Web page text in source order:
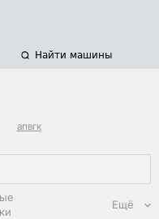
Найти машины
апвгк
Ещё